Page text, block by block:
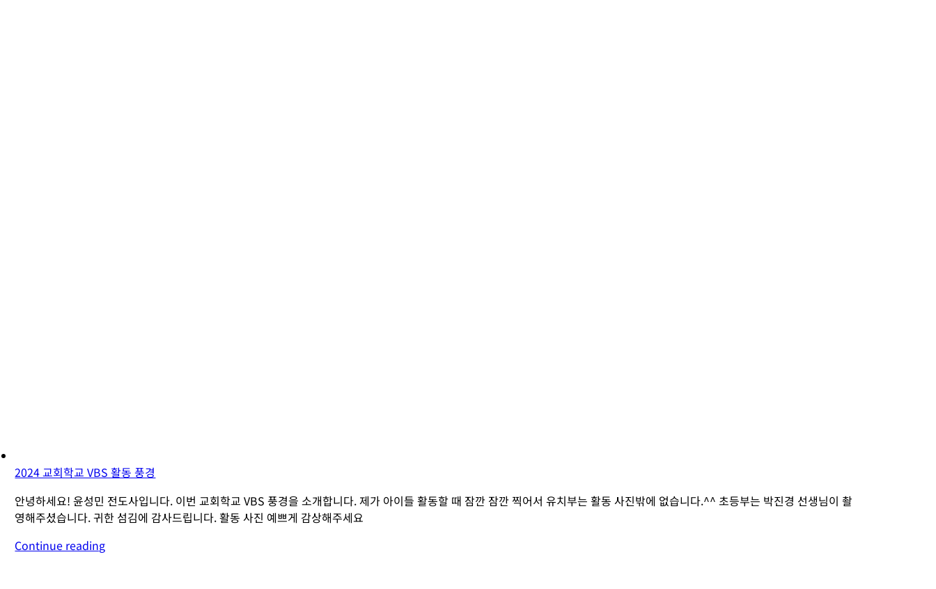
2024 교회학교 VBS 활동 풍경
안녕하세요! 윤성민 전도사입니다. 이번 교회학교 VBS 풍경을 소개합니다. 제가 아이들 활동할 때 잠깐 잠깐 찍어서 유치부는 활동 사진밖에 없습니다.^^ 초등부는 박진경 선생님이 촬
영해주셨습니다. 귀한 섬김에 감사드립니다. 활동 사진 예쁘게 감상해주세요
Continue reading